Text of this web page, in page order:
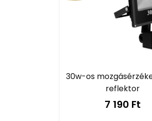
30w-os
reflektor
7 190 Ft